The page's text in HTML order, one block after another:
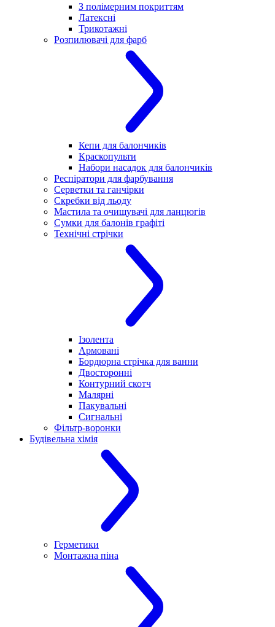
З полімерним покриттям
Латексні
Трикотажні
Розпилювачі для фарб
Кепи для балончиків
Краскопульти
Набори насадок для балончиків
Респіратори для фарбування
Серветки та ганчірки
Скребки від льоду
Мастила та очищувачі для ланцюгів
Сумки для балонів графіті
Технічні стрічки
Ізолента
Армовані
Бордюрна стрічка для ванни
Двосторонні
Контурний скотч
Малярні
Пакувальні
Сигнальні
Фільтр-воронки
Будівельна хімія
Герметики
Монтажна піна